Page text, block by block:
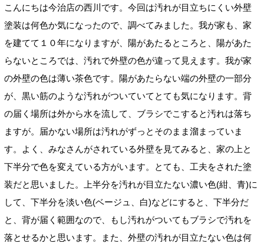
こんにちは今治店の西川です。今回は汚れが目立ちにくい外壁
塗装は何色か気になったので、調べてみました。我が家も、家
を建てて１０年になりますが、陽があたるところと、陽があた
らないところでは、汚れで外壁の色が違って見えます。我が家
の外壁の色は薄い茶色です。陽があたらない端の外壁の一部分
が、黒い筋のような汚れがついていてとても気になります。背
の届く場所は外から水を流して、ブラシでこすると汚れは落ち
ますが。届かない場所は汚れがずっとそのまま溜まっていま
す。よく、みなさんがされている外壁を見てみると、家の上と
下半分で色を変えている方がいます。とても、工夫をされた塗
装だと思いました。上半分を汚れが目立たない濃い色(紺、青)に
して、下半分を淡い色(ベージュ、白)などにすると、下半分だ
と、背が届く範囲なので、もし汚れがついてもブラシで汚れを
落とせるかと思います。また、外壁の汚れが目立たない色は何